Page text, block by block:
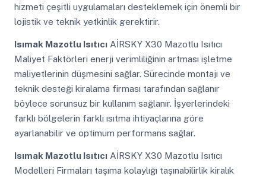
hizmeti çeşitli uygulamaları desteklemek için önemli bir
lojistik ve teknik yetkinlik gerektirir.
Isımak Mazotlu IsıtıcıAİRSKY X30 Mazotlu Isıtıcı
Maliyet Faktörleri enerji verimliliğinin artması işletme
maliyetlerinin düşmesini sağlar. Sürecinde montajı ve
teknik desteği kiralama firması tarafından sağlanır
böylece sorunsuz bir kullanım sağlanır. İşyerlerindeki
farklı bölgelerin farklı ısıtma ihtiyaçlarına göre
ayarlanabilir ve optimum performans sağlar.
Isımak Mazotlu IsıtıcıAİRSKY X30 Mazotlu Isıtıcı
Modelleri Firmaları taşıma kolaylığı taşınabilirlik kiralık